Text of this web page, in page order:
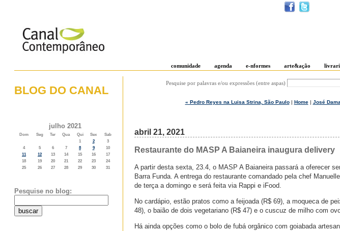
comunidade agenda e-nformes arte&ação
BLOG DO CANAL
julho 2021
Dom Seg Ter Qua Qui Sex
Sab
1
2
3
4
5 6 7 8 9
10
11
12 13 14 15 16
17
18
19 20 21 22 23
24
25
26 27 28 29 30 31
Pesquise no blog:
Pesquise por palavras e/ou expressões (entre aspas)
« Pedro Reyes na Luisa Strina, São Paulo| Home| José
abril 21, 2021
Restaurante do MASP A Baianeira inaugura delivery
A partir desta sexta, 23.4, o MASP A Baianeira passará a oferecer
Barra Funda. A entrega do restaurante comandado pela chef
de terça a domingo e será feita via Rappi e iFood.
No cardápio, estão pratos como a feijoada (R$ 69), a moqueca de
48), o baião de dois vegetariano (R$ 47) e o cuscuz de milho com
Há ainda opções como o bolo de fubá orgânico com goiabada